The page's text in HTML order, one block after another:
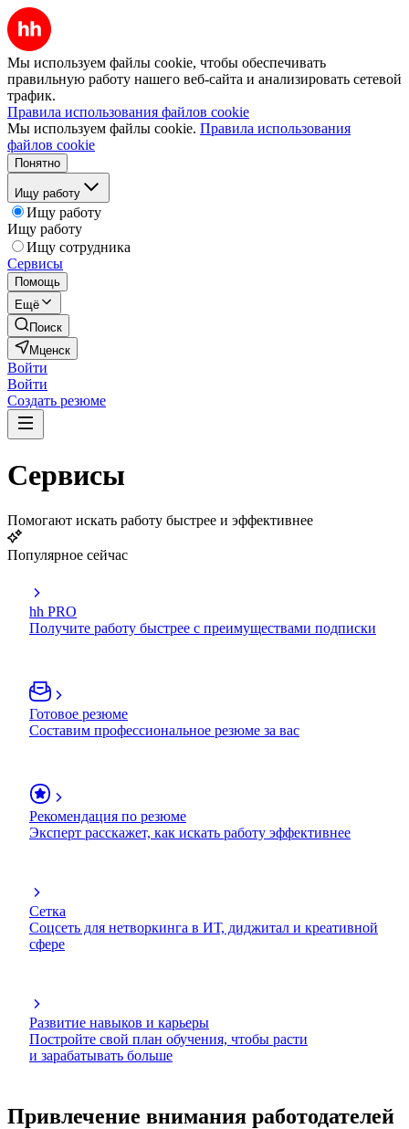
Мы используем файлы cookie, чтобы обеспечивать
правильную работу нашего веб-сайта и анализировать сетевой
трафик.
Правила использования файлов cookie
Мы используем файлы cookie. Правила использования
файлов cookie
Понятно
Ищу работу
Ищу работу
Ищу работу
Ищу сотрудника
Сервисы
Помощь
Ещё
Поиск
Мценск
Войти
Войти
Создать резюме
Сервисы
Помогают искать работу быстрее и эффективнее
Популярное сейчас
hh PRO
Получите работу быстрее с преимуществами подписки
Готовое резюме
Составим профессиональное резюме за вас
Рекомендация по резюме
Эксперт расскажет, как искать работу эффективнее
Сетка
Соцсеть для нетворкинга в ИТ, диджитал и креативной
сфере
Развитие навыков и карьеры
Постройте свой план обучения, чтобы расти
и зарабатывать больше
Привлечение внимания работодателей